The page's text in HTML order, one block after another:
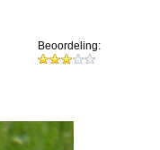
Beoordeling: